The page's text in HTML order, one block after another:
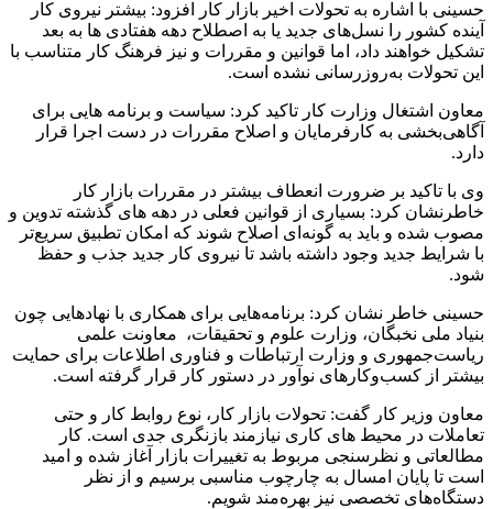
حسینی با اشاره به تحولات اخیر بازار کار افزود: بیشتر نیروی کار
آینده کشور را نسل‌های جدید یا به اصطلاح دهه هفتادی ها به بعد
تشکیل خواهند داد، اما قوانین و مقررات و نیز فرهنگ کار متناسب با
این تحولات به‌روزرسانی نشده است.
معاون اشتغال وزارت کار تاکید کرد: سیاست‌ و برنامه هایی برای
آگاهی‌بخشی به کارفرمایان و اصلاح مقررات در دست اجرا قرار
دارد.
وی با تاکید بر ضرورت انعطاف بیشتر در مقررات بازار کار
خاطرنشان کرد: بسیاری از قوانین فعلی در دهه های گذشته تدوین و
مصوب شده و باید به گونه‌ای اصلاح شوند که امکان تطبیق سریع‌تر
با شرایط جدید وجود داشته باشد تا نیروی کار جدید جذب و حفظ
شود.
حسینی خاطر نشان کرد: برنامه‌هایی برای همکاری با نهادهایی چون
بنیاد ملی نخبگان، وزارت علوم و تحقیقات، معاونت علمی
ریاست‌جمهوری و وزارت ارتباطات و فناوری اطلاعات برای حمایت
بیشتر از کسب‌وکارهای نوآور در دستور کار قرار گرفته است.
معاون وزیر کار گفت: تحولات بازار کار، نوع روابط کار و حتی
تعاملات در محیط های کاری نیازمند بازنگری جدی است. کار
مطالعاتی و نظرسنجی مربوط به تغییرات بازار آغاز شده و امید
است تا پایان امسال به چارچوب مناسبی برسیم و از نظر
دستگاه‌های تخصصی نیز بهره‌مند شویم.